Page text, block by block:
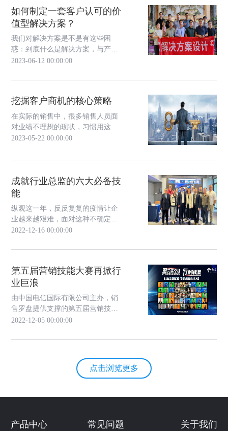
么？就成为企业战略发展的关键问
题。
如何制定一套客户认可的价
值型解决方案？
我们对解决方案是不是有这些困
惑：到底什么是解决方案，与产品
有什么区别？资料倒是很多，可堆
糊不清又该怎么来写解决方案？如
起来？我们提供的解决方案与竞争
对手的没区别？......
2023-06-12 00:00:00
挖掘客户商机的核心策略
在实际的销售中，很多销售人员面
对业绩不理想的现状，习惯用这样
一句话来回应部门领导的问询，这
不是导致业绩不理想的关键原因所
2023-05-22 00:00:00
成就行业总监的六大必备技
能
纵观这一年，反反复复的疫情让企
业越来越艰难，面对这种不确定的
大环境，企业要如何走出困境？有
因为在数字经济席卷全球的浪潮
化的催化剂，倒逼企业转型升级，
主动拥抱商业互联和智能化变革。
在企业数字化转型的过程中，用
户、数据和资源是企业...
2022-12-16 00:00:00
第五届营销技能大赛再掀行
业巨浪
由中国电信国际有限公司主办，销
售罗盘提供支撑的第五届营销技能
大赛，历时4个多月，最终于12月2
名精英选手，经过初赛、复赛的激
东非、欧洲、亚太、美洲五大区域
2022-12-05 00:00:00
点击浏览更多
产品中心 常见问题 关于我们